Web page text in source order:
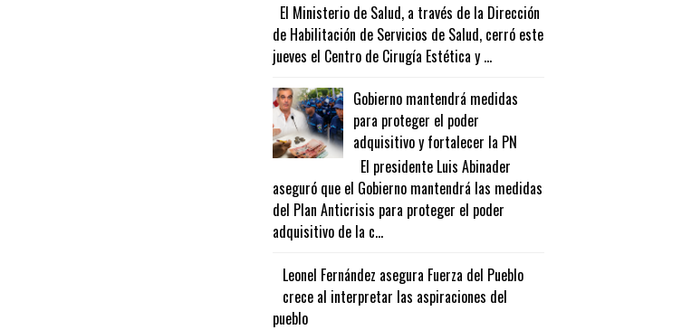
El Ministerio de Salud, a través de la Dirección
de Habilitación de Servicios de Salud, cerró este
jueves el Centro de Cirugía Estética y ...
Gobierno mantendrá medidas
para proteger el poder
adquisitivo y fortalecer la PN
El presidente Luis Abinader
aseguró que el Gobierno mantendrá las medidas
del Plan Anticrisis para proteger el poder
adquisitivo de la c...
Leonel Fernández asegura Fuerza del Pueblo
crece al interpretar las aspiraciones del
pueblo